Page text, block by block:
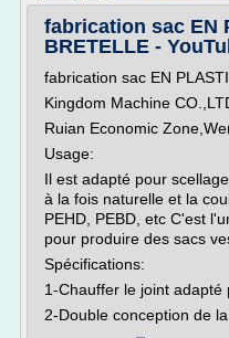
fabrication sac EN
BRETELLE -
fabrication sac EN
Kingdom Machine
Ruian Economic
Usage:
Il est adapté pour
à la fois naturelle et la
PEHD, PEBD, etc C'est
pour produire des sacs
Spécifications:
1-Chauffer le joint adapté
2-Double conception de la